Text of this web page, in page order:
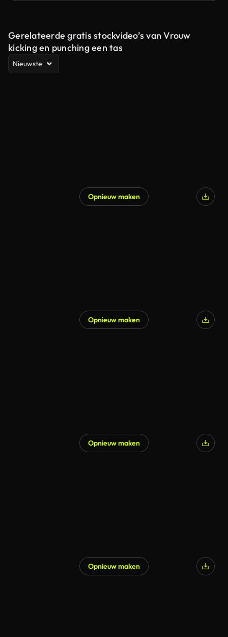
Gerelateerde gratis stockvideo’s van Vrouw
kicking en punching een tas
Nieuwste
Opnieuw maken
Opnieuw maken
Opnieuw maken
Opnieuw maken